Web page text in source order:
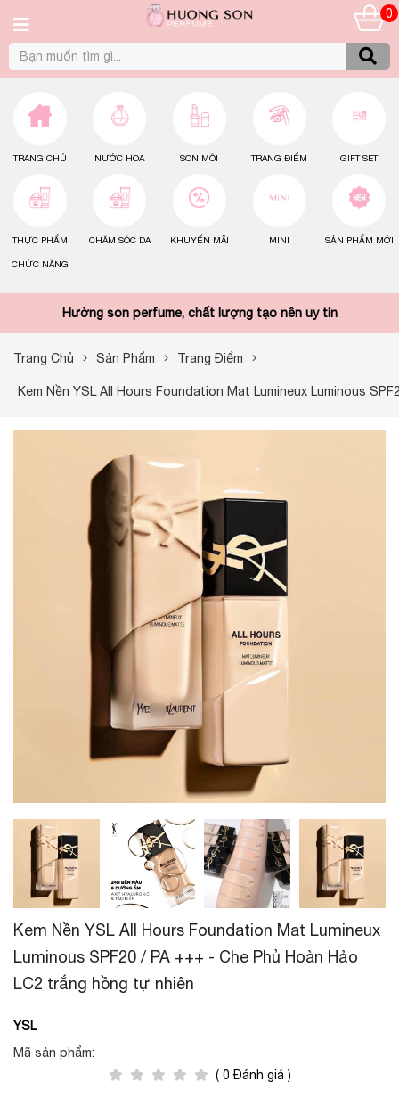
0
TRANG CHỦ NƯỚC HOA SON MÔI TRANG ĐIỂM GIFT SET
THỰC PHẨM
CHỨC NĂNG
CHĂM SÓC DA KHUYẾN MÃI MINI SẢN PHẨM MỚI
Hường son perfume, chất lượng tạo nên uy tín
Trang Chủ Sản Phẩm Trang Điểm
Kem Nền YSL All Hours Foundation Mat Lumineux Luminous
Kem Nền YSL All Hours Foundation Mat Lumineux
Luminous SPF20 / PA +++ - Che Phủ Hoàn Hảo
LC2 trắng hồng tự nhiên
YSL
Mã sản phẩm:
( 0 Đánh giá )